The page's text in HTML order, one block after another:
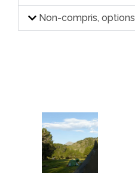
Non-compris, options